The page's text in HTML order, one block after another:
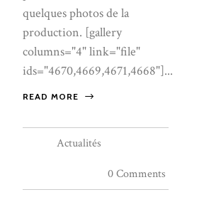
quelques photos de la
production. [gallery
columns="4" link="file"
ids="4670,4669,4671,4668"]...
READ MORE
Actualités
0 Comments